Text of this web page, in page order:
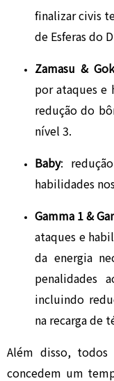
finalizar civis
de Esferas do
Zamasu &
por ataques e
redução do
nível 3.
Baby:
habilidades
Gamma 1 &
ataques e
da energia
penalidades
incluindo
na recarga de
Além disso,
concedem um